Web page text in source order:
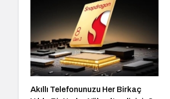
Akıllı Telefonunuzu Her Birkaç